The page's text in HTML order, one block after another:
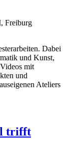
Freiburg
Dabei
und Kunst,
mit
und
Ateliers
trifft